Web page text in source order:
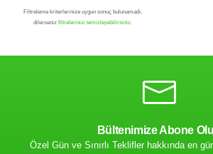
Bültenimize Abone
Özel Gün ve Sınırlı Teklifler hakkında en